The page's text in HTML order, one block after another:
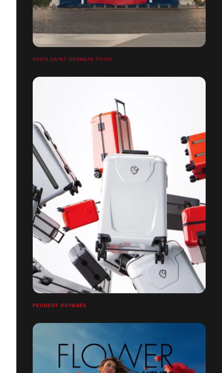
PARIS SAINT GERMAIN FOOH
PEUGEOT VOYAGES